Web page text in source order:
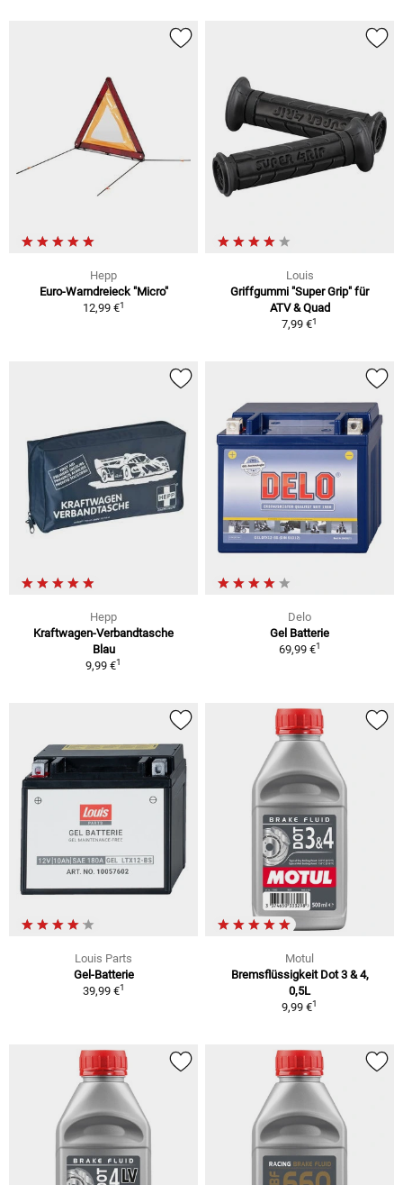
Hepp
Euro-Warndreieck "Micro"
12,99 €1
Louis
Griffgummi "Super Grip" für
ATV & Quad
7,99 €1
Hepp
Kraftwagen-Verbandtasche
Blau
9,99 €1
Delo
Gel Batterie
69,99 €1
Louis Parts
Gel-Batterie
39,99 €1
Motul
Bremsflüssigkeit Dot 3 & 4,
0,5L
9,99 €1